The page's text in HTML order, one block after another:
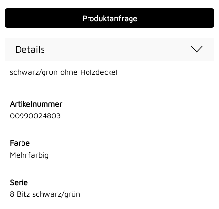
Produktanfrage
Details
schwarz/grün ohne Holzdeckel
Artikelnummer
00990024803
Farbe
Mehrfarbig
Serie
8 Bitz schwarz/grün